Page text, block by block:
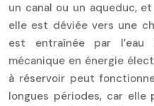
un canal ou un aqueduc,
elle est déviée vers une
est entraînée par
mécanique en énergie
à réservoir peut
longues périodes, car elle